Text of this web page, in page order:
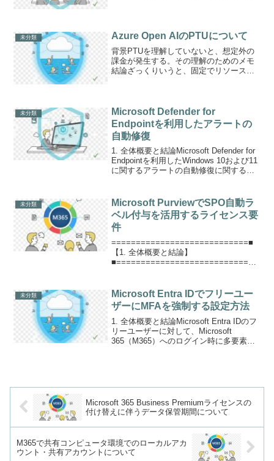
え...
未分類 Azure Open AIのPTUについて
背景PTUを理解していないと、想定外の
課金が発生する。その理解のためのメモ
結論ざっくりいうと、固定でリソース確
したほうがよさそう。P...
未分類
Microsoft Defender for
Endpointを利用したアラートの
自動修復
1. 全体概要と結論Microsoft Defender for
Endpointを利用したWindows 10および11
に関するアラートの自動修復に関する問
未分類
Microsoft PurviewでSPO自動ラ
ベル付与を活用するライセンス要
件
============================■
【1. 全体概要と結論】
■============================M
未分類
Microsoft Entra IDでフリーユー
ザーにMFAを強制する設定方法
1. 全体概要と結論Microsoft Entra IDのフ
リーユーザーに対して、Microsoft
365（M365）へのログイン時に多要素認
Microsoft 365 Business Premiumライセンスの
付け替えに伴うデータ保管期間について
M365で共有コンピュータ環境でのローカルアカ
ウント・共有アカウントについて